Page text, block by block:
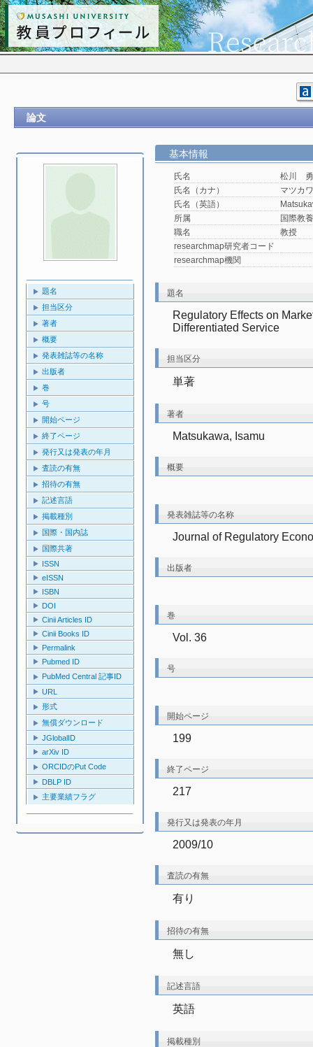
論文
題名
担当区分
著者
概要
発表雑誌等の名称
出版者
巻
号
開始ページ
終了ページ
発行又は発表の年月
査読の有無
招待の有無
記述言語
掲載種別
国際・国内誌
国際共著
ISSN
eISSN
ISBN
DOI
Cinii Articles ID
Cinii Books ID
Permalink
Pubmed ID
PubMed Central 記事ID
URL
形式
無償ダウンロード
JGlobalID
arXiv ID
ORCIDのPut Code
DBLP ID
主要業績フラグ
基本情報
氏名
松川 勇
氏名（カナ）
マツカ
氏名（英語）
所属
国際教
職名
教授
researchmap研究者コード
researchmap機関
題名
Regulatory Effects on
Differentiated Service
担当区分
単著
著者
Matsukawa, Isamu
概要
発表雑誌等の名称
Journal of Regulatory
出版者
巻
Vol. 36
号
開始ページ
199
終了ページ
217
発行又は発表の年月
2009/10
査読の有無
有り
招待の有無
無し
記述言語
英語
掲載種別